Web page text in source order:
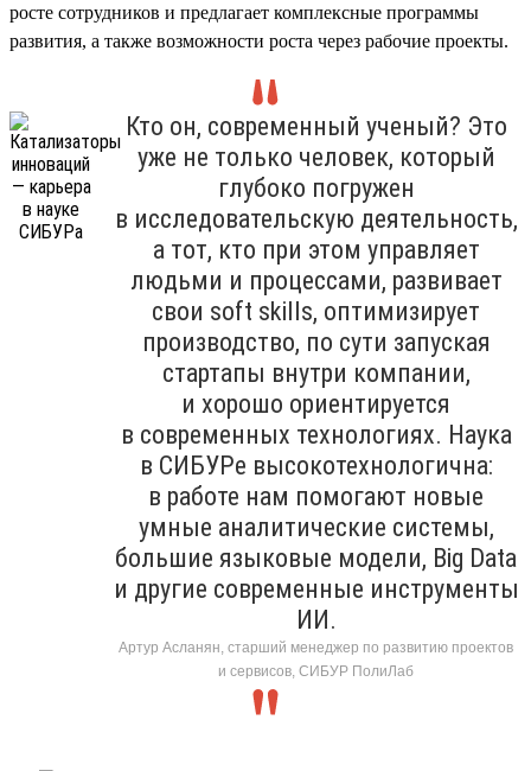
росте сотрудников и предлагает комплексные программы
развития, а также возможности роста через рабочие проекты.
Кто он, современный ученый? Это
уже не только человек, который
глубоко погружен
в исследовательскую деятельность,
а тот, кто при этом управляет
людьми и процессами, развивает
свои soft skills, оптимизирует
производство, по сути запуская
стартапы внутри компании,
и хорошо ориентируется
в современных технологиях. Наука
в СИБУРе высокотехнологична:
в работе нам помогают новые
умные аналитические системы,
большие языковые модели, Big Data
и другие современные инструменты
ИИ.
Артур Асланян, старший менеджер по развитию проектов
и сервисов, СИБУР ПолиЛаб